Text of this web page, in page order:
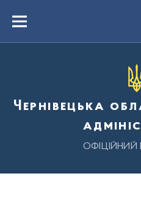
вмістуMenu
Чернівецька
ОФІЦІЙНИЙ